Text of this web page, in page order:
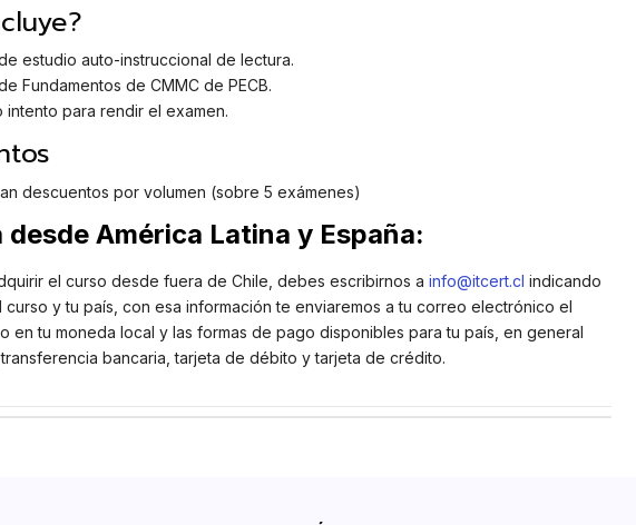
estudio auto-instruccional de lectura.
Fundamentos de CMMC de PECB.
intento para rendir el examen.
descuentos por volumen (sobre 5 exámenes)
desde América Latina y España:
el curso desde fuera de Chile, debes escribirnos a info@itcert.cl indicando
curso y tu país, con esa información te enviaremos a tu correo electrónico el
en tu moneda local y las formas de pago disponibles para tu país, en general
bancaria, tarjeta de débito y tarjeta de crédito.